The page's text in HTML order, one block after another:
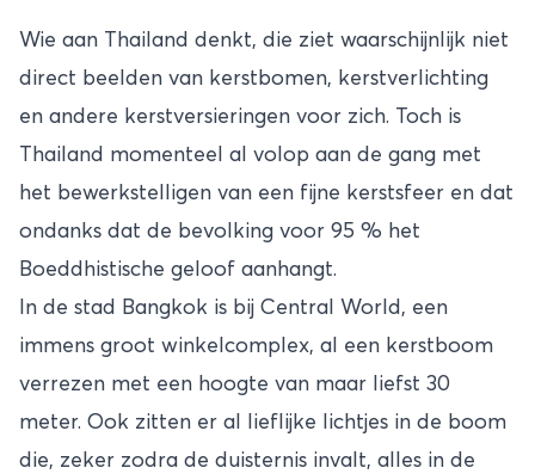
Wie aan Thailand denkt, die ziet waarschijnlijk niet
direct beelden van kerstbomen, kerstverlichting
en andere kerstversieringen voor zich. Toch is
Thailand momenteel al volop aan de gang met
het bewerkstelligen van een fijne kerstsfeer en dat
ondanks dat de bevolking voor 95 % het
Boeddhistische geloof aanhangt.
In de stad Bangkok is bij Central World, een
immens groot winkelcomplex, al een kerstboom
verrezen met een hoogte van maar liefst 30
meter. Ook zitten er al lieflijke lichtjes in de boom
die, zeker zodra de duisternis invalt, alles in de